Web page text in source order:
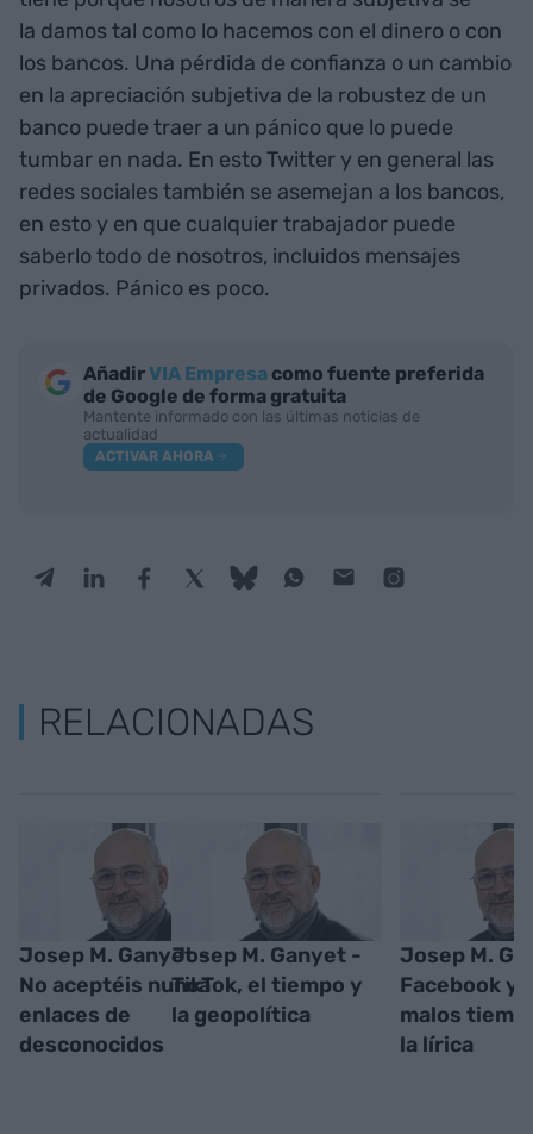
la damos tal como lo hacemos con el dinero o con
los bancos. Una pérdida de confianza o un cambio
en la apreciación subjetiva de la robustez de un
banco puede traer a un pánico que lo puede
tumbar en nada. En esto Twitter y en general las
redes sociales también se asemejan a los bancos,
en esto y en que cualquier trabajador puede
saberlo todo de nosotros, incluidos mensajes
privados. Pánico es poco.
AñadirVIA Empresa como fuente preferida
de Google de forma gratuita
Mantente informado con las últimas noticias de
actualidad
ACTIVAR AHORA
RELACIONADAS
Josep M. Ganyet -
No aceptéis nunca
enlaces de
desconocidos
Josep M. Ganyet -
TikTok, el tiempo y
la geopolítica
Josep M.
Facebook y
malos
la lírica